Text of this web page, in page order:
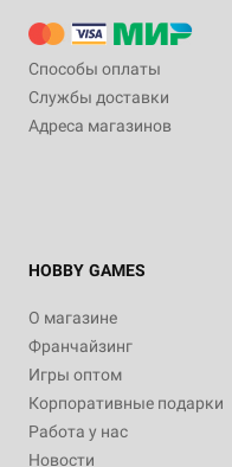
Способы оплаты
Службы доставки
Адреса магазинов
HOBBY GAMES
О магазине
Франчайзинг
Игры оптом
Корпоративные подарки
Работа у нас
Новости